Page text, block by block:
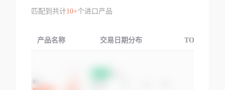
匹配到共计10+个进口产品
产品名称 交易日期分布 TOP3交易国